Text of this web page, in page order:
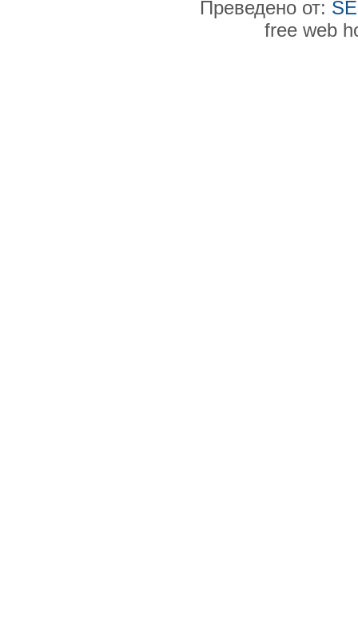
Преведено от:
free web